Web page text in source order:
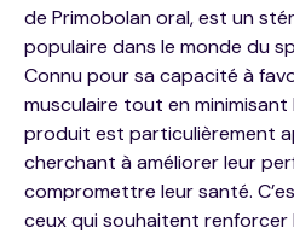
de Primobolan oral, est un
populaire dans le monde du
Connu pour sa capacité à
musculaire tout en
produit est particulièrement
cherchant à améliorer leur
compromettre leur santé.
ceux qui souhaitent renforcer